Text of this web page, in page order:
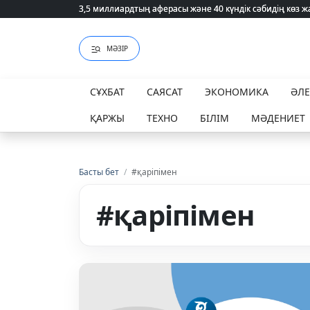
3,5 миллиардтың аферасы және 40 күндік сәбидің
3,5 миллиардтың аферасы және 40 күндік сәбидің
МӘЗІР
СҰХБАТ САЯСАТ ЭКОНОМИКА
ҚАРЖЫ
ТЕХНО БІЛІМ МӘДЕНИЕТ
Басты бет / #қаріпімен
#қаріпімен